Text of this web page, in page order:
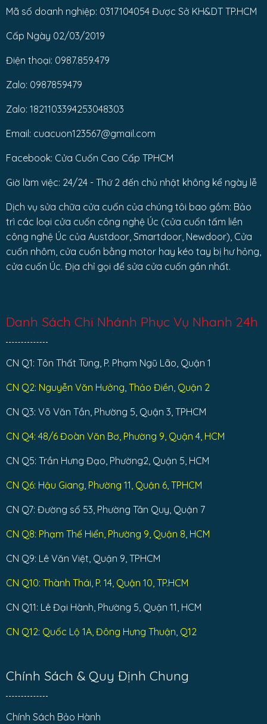
Mã số doanh nghiệp: 0317104054 Được Sở KH&DT TP.HCM
Cấp Ngày 02/03/2019
Điện thoại: 0987.859.479
Zalo: 0987859479
Zalo: 1821103394253048303
Email: cuacuon123567@gmail.com
Facebook: Cửa Cuốn Cao Cấp TPHCM
Giờ làm việc: 24/24 - Thứ 2 đến chủ nhật không kể ngày lễ
Dịch vụ sửa chữa cửa cuốn của chúng tôi bao gồm: Bảo
trì các loại cửa cuốn công nghệ Úc (cửa cuốn tấm liền
công nghệ Úc của Austdoor, Smartdoor, Newdoor), Cửa
cuốn nhôm, cửa cuốn bằng motor hay kéo tay bị hư hỏng,
cửa cuốn Úc. Địa chỉ gọi để sửa cửa cuốn gần nhất.
Danh Sách Chi Nhánh Phục Vụ Nhanh 24h
CN Q1: Tôn Thất Tùng, P. Phạm Ngũ Lão, Quận 1
CN Q2: Nguyễn Văn Hưởng, Thảo Điền, Quận 2
CN Q3: Võ Văn Tần, Phường 5, Quận 3, TPHCM
CN Q4: 48/6 Đoàn Văn Bơ, Phường 9, Quận 4, HCM
CN Q5: Trần Hưng Đạo, Phường2, Quận 5, HCM
CN Q6: Hậu Giang, Phường 11, Quận 6, TPHCM
CN Q7: Đường số 53, Phường Tân Quy, Quận 7
CN Q8: Phạm Thế Hiển, Phường 9, Quận 8, HCM
CN Q9: Lê Văn Việt, Quận 9, TPHCM
CN Q10: Thành Thái, P. 14, Quận 10, TP.HCM
CN Q11: Lê Đại Hành, Phường 5, Quận 11, HCM
CN Q12: Quốc Lộ 1A, Đông Hưng Thuận, Q12
Chính Sách & Quy Định Chung
Chính Sách Bảo Hành